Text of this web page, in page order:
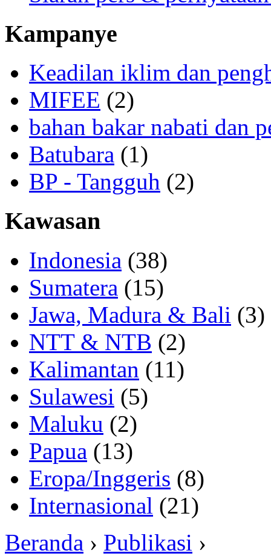
Kampanye
Keadilan iklim dan
MIFEE (2)
bahan bakar nabati dan
Batubara (1)
BP - Tangguh (2)
Kawasan
Indonesia (38)
Sumatera (15)
Jawa, Madura & Bali (3)
NTT & NTB (2)
Kalimantan (11)
Sulawesi (5)
Maluku (2)
Papua (13)
Eropa/Inggeris (8)
Internasional (21)
Beranda › Publikasi ›